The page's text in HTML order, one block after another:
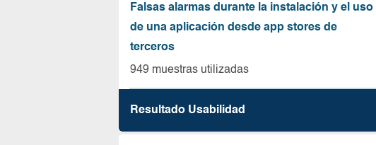
Falsas alarmas durante la instalación y el uso
de una aplicación desde app stores de
terceros
949 muestras utilizadas
Resultado Usabilidad